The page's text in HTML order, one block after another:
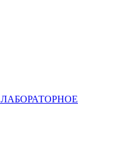
ЛАБОРАТОРНОЕ